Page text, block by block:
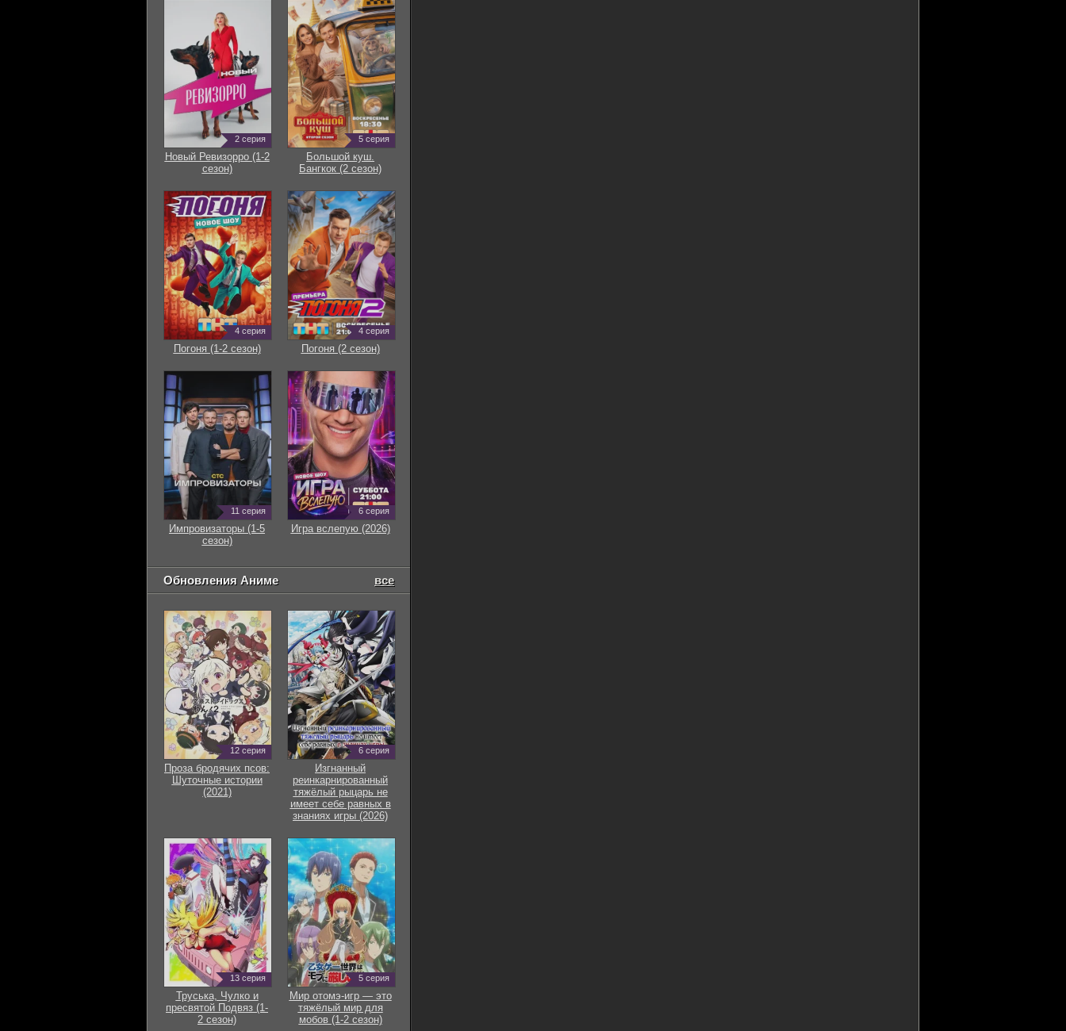
2 серия
Новый Ревизорро (1-2
сезон)
5 серия
Большой куш.
Бангкок (2 сезон)
4 серия
Погоня (1-2 сезон)
4 серия
Погоня (2 сезон)
11 серия
Импровизаторы (1-5
сезон)
6 серия
Игра вслепую (2026)
Обновления Аниме все
12 серия
Проза бродячих псов:
Шуточные истории
(2021)
6 серия
Изгнанный
реинкарнированный
тяжёлый рыцарь не
имеет себе равных в
знаниях игры (2026)
13 серия
Труська, Чулко и
пресвятой Подвяз (1-
2 сезон)
5 серия
Мир отомэ-игр — это
тяжёлый мир для
мобов (1-2 сезон)